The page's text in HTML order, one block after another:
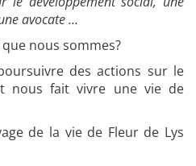
avocate …
nous sommes?
des actions sur le
nous fait vivre une vie de
de la vie de Fleur de Lys